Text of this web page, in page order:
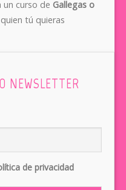
un curso de Gallegas o
tú quieras
NEWSLETTER
de privacidad